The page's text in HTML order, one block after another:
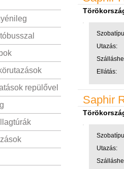
repülővel
Utazás:
Ellátás:
Saphir
Utazás: